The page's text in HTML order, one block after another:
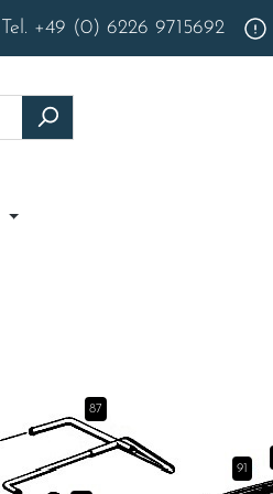
Tel. +49 (0) 6226 9715692
91
87